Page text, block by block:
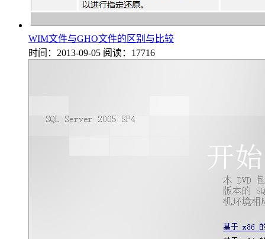
WIM文件与GHO文件的区别与比较
时间：2013-09-05 阅读：17716